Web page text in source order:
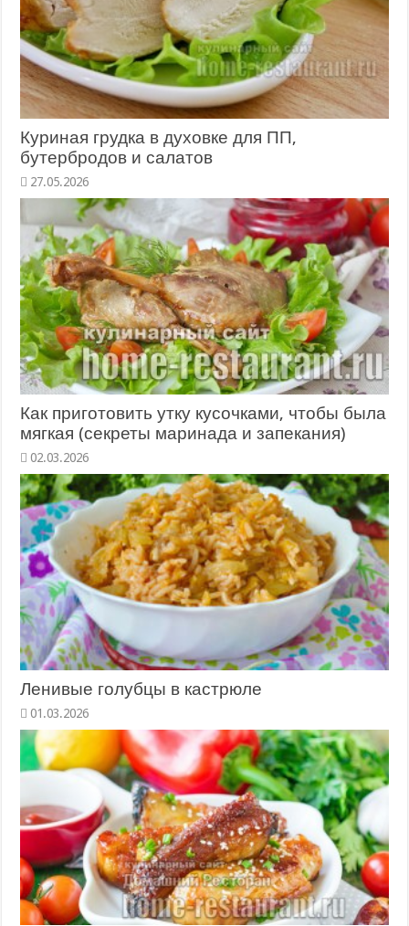
Куриная грудка в духовке для ПП,
бутербродов и салатов
27.05.2026
Как приготовить утку кусочками, чтобы была
мягкая (секреты маринада и запекания)
02.03.2026
Ленивые голубцы в кастрюле
01.03.2026